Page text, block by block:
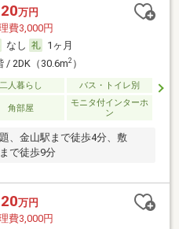
万円
費3,000円
なし
1ヶ月
/ 2DK（30.6m2）
二人暮らし バス・トイレ別
角部屋
モニタ付インターホ
ン
、金山駅まで徒歩4分、敷
で徒歩9分
万円
費3,000円